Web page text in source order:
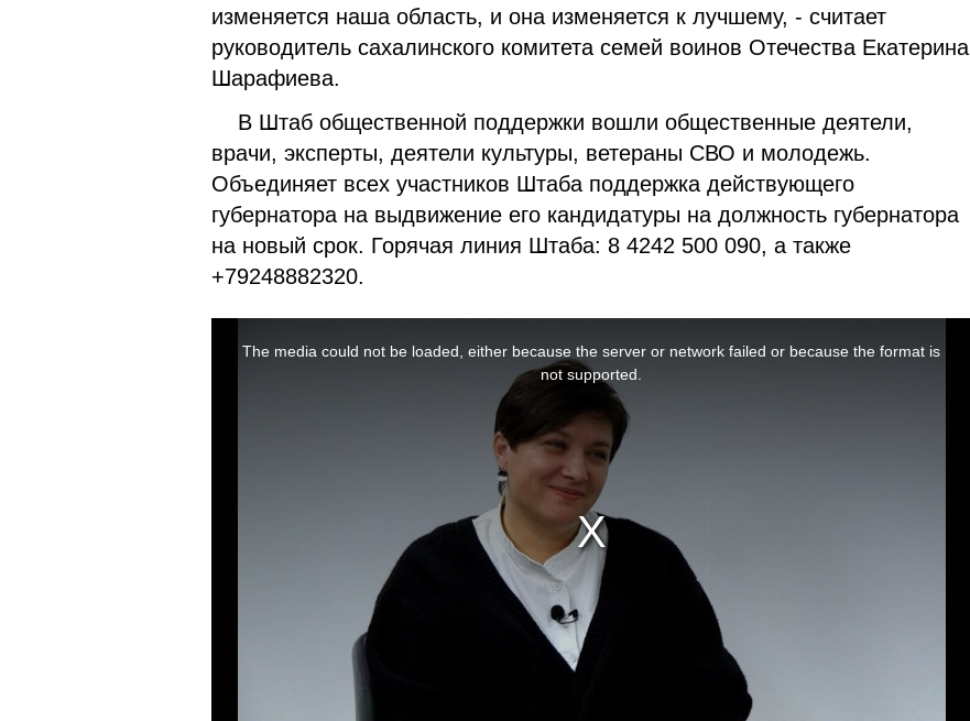
изменяется наша область, и она изменяется к лучшему, - считает
руководитель сахалинского комитета семей воинов Отечества Екатерина
Шарафиева.
В Штаб общественной поддержки вошли общественные деятели,
врачи, эксперты, деятели культуры, ветераны СВО и молодежь.
Объединяет всех участников Штаба поддержка действующего
губернатора на выдвижение его кандидатуры на должность губернатора
на новый срок. Горячая линия Штаба: 8 4242 500 090, а также
+79248882320.
The media could not be loaded, either because the server or network failed or because the format is
not supported.